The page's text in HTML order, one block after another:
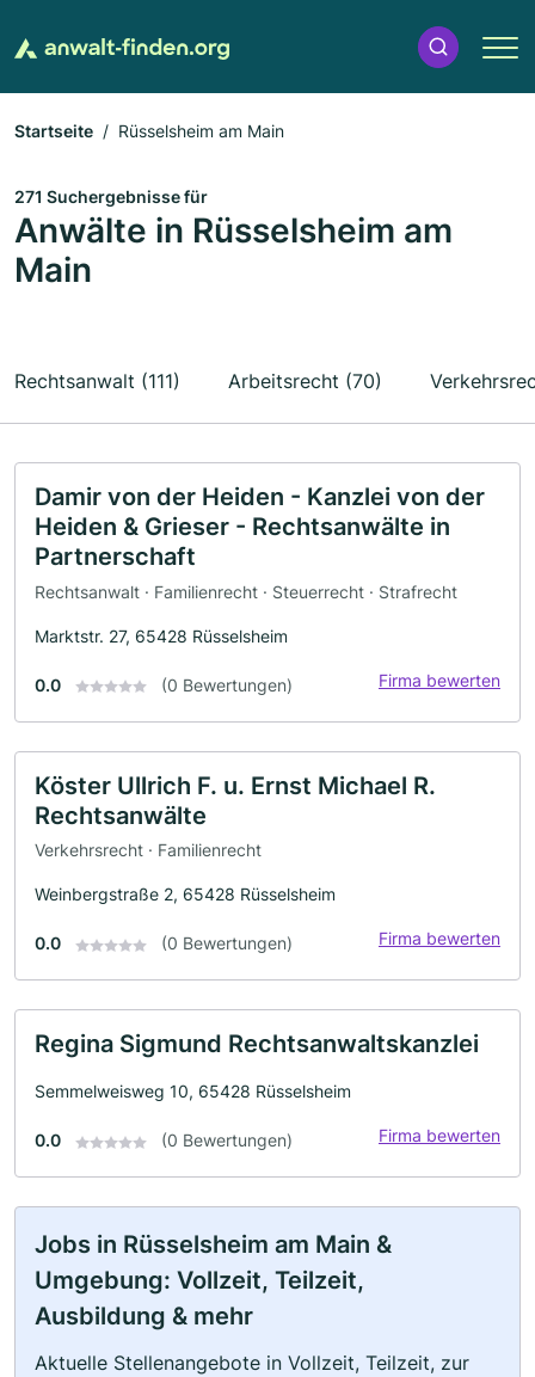
Startseite Rüsselsheim am Main
271 Suchergebnisse für
Anwälte in Rüsselsheim am
Main
Rechtsanwalt (111) Arbeitsrecht (70)
Damir von der Heiden - Kanzlei von der
Heiden & Grieser - Rechtsanwälte in
Partnerschaft
Rechtsanwalt · Familienrecht · Steuerrecht · Strafrecht
Marktstr. 27, 65428 Rüsselsheim
0.0 (0 Bewertungen) Firma bewerten
Köster Ullrich F. u. Ernst Michael R.
Rechtsanwälte
Verkehrsrecht · Familienrecht
Weinbergstraße 2, 65428 Rüsselsheim
0.0 (0 Bewertungen) Firma bewerten
Regina Sigmund Rechtsanwaltskanzlei
Semmelweisweg 10, 65428 Rüsselsheim
0.0 (0 Bewertungen) Firma bewerten
Jobs in Rüsselsheim am Main &
Umgebung: Vollzeit, Teilzeit,
Ausbildung & mehr
Aktuelle Stellenangebote in Vollzeit, Teilzeit, zur